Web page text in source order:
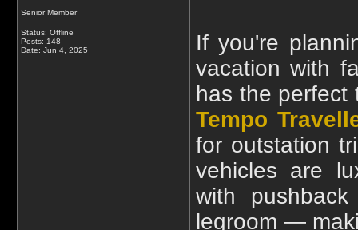
Senior Member
Status: Offline
Posts: 148
Date: Jun 4, 2025
If you're
vacation with
has the
Tempo
for outstation
vehicles are
with
legroom —